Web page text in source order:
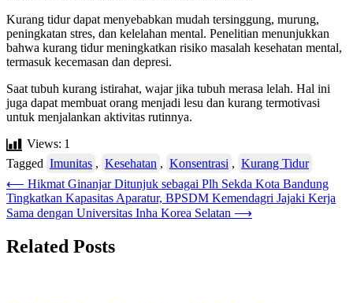
Kurang tidur dapat menyebabkan mudah tersinggung, murung,
peningkatan stres, dan kelelahan mental. Penelitian menunjukkan
bahwa kurang tidur meningkatkan risiko masalah kesehatan mental,
termasuk kecemasan dan depresi.
Saat tubuh kurang istirahat, wajar jika tubuh merasa lelah. Hal ini
juga dapat membuat orang menjadi lesu dan kurang termotivasi
untuk menjalankan aktivitas rutinnya.
Views: 1
Tagged Imunitas , Kesehatan , Konsentrasi , Kurang Tidur
Post
navigation
⟵ Hikmat Ginanjar Ditunjuk sebagai Plh Sekda Kota Bandung
Tingkatkan Kapasitas Aparatur, BPSDM Kemendagri Jajaki Kerja
Sama dengan Universitas Inha Korea Selatan ⟶
Related Posts